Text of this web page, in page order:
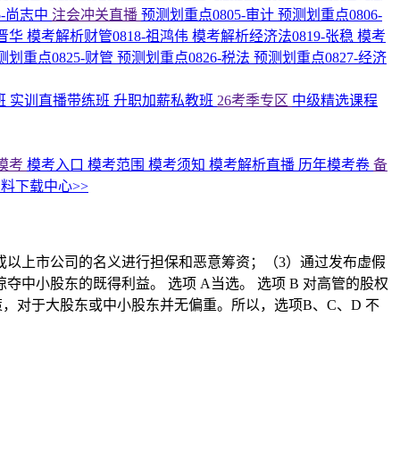
尚志中 注会冲关直播 预测划重点0805-审计 预测划重点0806-
华 模考解析财管0818-祖鸿伟 模考解析经济法0819-张稳 模考
划重点0825-财管 预测划重点0826-税法 预测划重点0827-经济
实训直播带练班 升职加薪私教班 26考季专区 中级精选课程
考 模考入口 模考范围 模考须知 模考解析直播 历年模考卷 备
下载中心>>
上市公司的名义进行担保和恶意筹资；（3）通过发布虚假
中小股东的既得利益。 选项 A当选。 选项 B 对高管的股权
对于大股东或中小股东并无偏重。所以，选项B、C、D 不